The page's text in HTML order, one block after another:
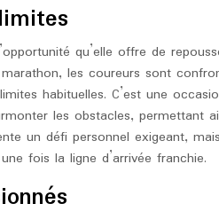
qu’elle offre de
les coureurs sont
habituelles. C’est une
les obstacles, permettant
un défi personnel exigeant,
fois la ligne d’arrivée franchie.